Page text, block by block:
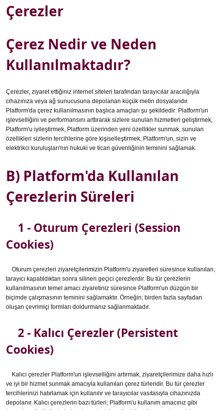
Çerezler
Çerez Nedir ve Neden
Kullanılmaktadır?
Çerezler, ziyaret ettiğiniz internet siteleri tarafından tarayıcılar aracılığıyla
cihazınıza veya ağ sunucusuna depolanan küçük metin dosyalarıdır.
Platform'da çerez kullanılmasının başlıca amaçları şu şekildedir: Platform'un
işlevselliğini ve performansını arttırarak sizlere sunulan hizmetleri geliştirmek,
Platform'u iyileştirmek, Platform üzerinden yeni özellikler sunmak, sunulan
özellikleri sizlerin tercihlerine göre kişiselleştirmek, Platform'un, sizin ve
elektrikci kuruluşları'nın hukuki ve ticari güvenliğinin teminini sağlamak.
B) Platform'da Kullanılan
Çerezlerin Süreleri
1 - Oturum Çerezleri (Session
Cookies)
Oturum çerezleri ziyaretçilerimizin Platform'u ziyaretleri süresince kullanılan,
tarayıcı kapatıldıktan sonra silinen geçici çerezlerdir. Bu tür çerezlerin
kullanılmasının temel amacı ziyaretiniz süresince Platform'un düzgün bir
biçimde çalışmasının teminini sağlamaktır. Örneğin; birden fazla sayfadan
oluşan çevrimiçi formları doldurmanız sağlanmaktadır.
2 - Kalıcı Çerezler (Persistent
Cookies)
Kalıcı çerezler Platform'un işlevselliğini artırmak, ziyaretçilerimize daha hızlı
ve iyi bir hizmet sunmak amacıyla kullanılan çerez türleridir. Bu tür çerezler
tercihlerinizi hatırlamak için kullanılır ve tarayıcılar vasıtasıyla cihazınızda
depolanır. Kalıcı çerezlerin bazı türleri; Platform'u kullanım amacınız gibi